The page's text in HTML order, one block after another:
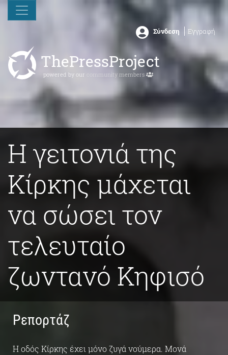
Σύνδεση Εγγραφή
ThePressProject
powered by our community members
Η γειτονιά της
Κίρκης μάχεται
να σώσει τον
τελευταίο
ζωντανό Κηφισό
Ρεπορτάζ
Η οδός Κίρκης έχει μόνο ζυγά νούμερα. Μονά